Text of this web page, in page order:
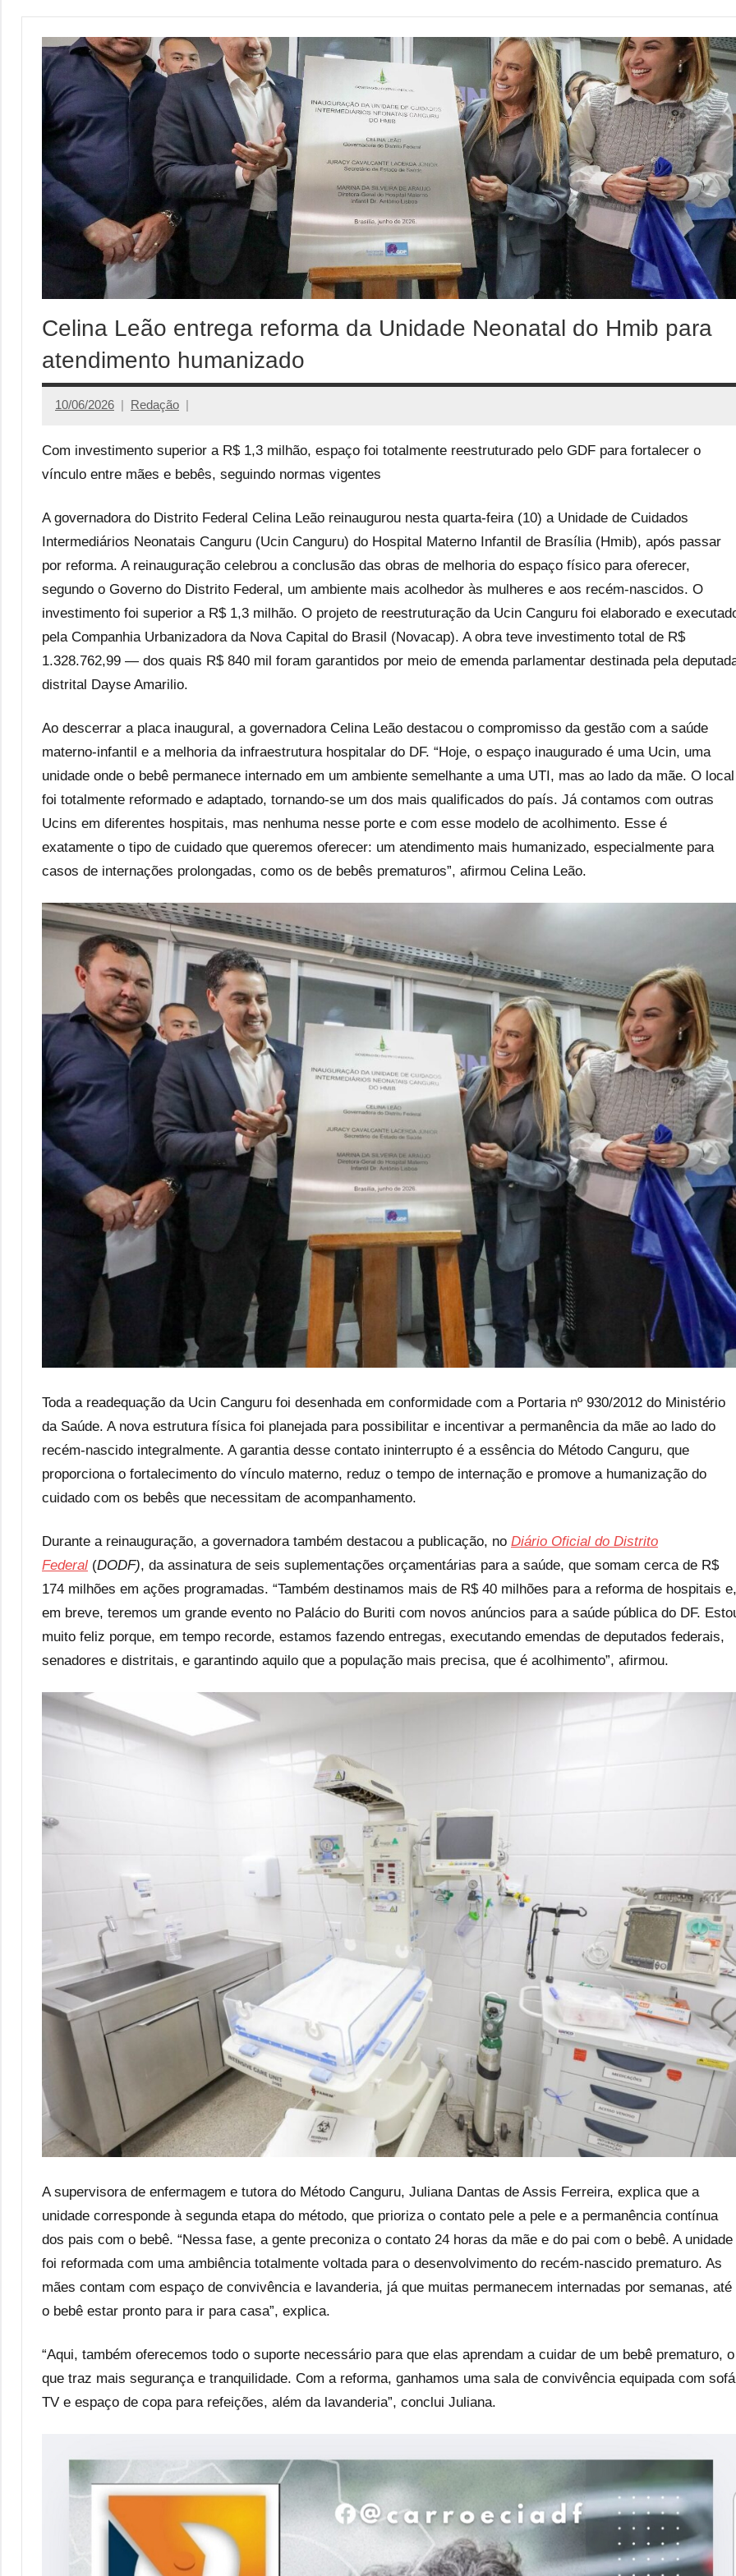
Celina Leão entrega reforma da Unidade Neonatal do Hmib para
atendimento humanizado
10/06/2026 Redação
Com investimento superior a R$ 1,3 milhão, espaço foi totalmente reestruturado pelo GDF para fortalecer o
vínculo entre mães e bebês, seguindo normas vigentes
A governadora do Distrito Federal Celina Leão reinaugurou nesta quarta-feira (10) a Unidade de Cuidados
Intermediários Neonatais Canguru (Ucin Canguru) do Hospital Materno Infantil de Brasília (Hmib), após passar
por reforma. A reinauguração celebrou a conclusão das obras de melhoria do espaço físico para oferecer,
segundo o Governo do Distrito Federal, um ambiente mais acolhedor às mulheres e aos recém-nascidos. O
investimento foi superior a R$ 1,3 milhão. O projeto de reestruturação da Ucin Canguru foi elaborado e
pela Companhia Urbanizadora da Nova Capital do Brasil (Novacap). A obra teve investimento total de R$
1.328.762,99 — dos quais R$ 840 mil foram garantidos por meio de emenda parlamentar destinada pela
distrital Dayse Amarilio.
Ao descerrar a placa inaugural, a governadora Celina Leão destacou o compromisso da gestão com a saúde
materno-infantil e a melhoria da infraestrutura hospitalar do DF. “Hoje, o espaço inaugurado é uma Ucin, uma
unidade onde o bebê permanece internado em um ambiente semelhante a uma UTI, mas ao lado da mãe. O local
foi totalmente reformado e adaptado, tornando-se um dos mais qualificados do país. Já contamos com outras
Ucins em diferentes hospitais, mas nenhuma nesse porte e com esse modelo de acolhimento. Esse é
exatamente o tipo de cuidado que queremos oferecer: um atendimento mais humanizado, especialmente para
casos de internações prolongadas, como os de bebês prematuros”, afirmou Celina Leão.
Toda a readequação da Ucin Canguru foi desenhada em conformidade com a Portaria nº 930/2012 do Ministério
da Saúde. A nova estrutura física foi planejada para possibilitar e incentivar a permanência da mãe ao lado do
recém-nascido integralmente. A garantia desse contato ininterrupto é a essência do Método Canguru, que
proporciona o fortalecimento do vínculo materno, reduz o tempo de internação e promove a humanização do
cuidado com os bebês que necessitam de acompanhamento.
Durante a reinauguração, a governadora também destacou a publicação, no Diário Oficial do Distrito
Federal (DODF), da assinatura de seis suplementações orçamentárias para a saúde, que somam cerca de R$
174 milhões em ações programadas. “Também destinamos mais de R$ 40 milhões para a reforma de hospitais e,
em breve, teremos um grande evento no Palácio do Buriti com novos anúncios para a saúde pública do DF.
muito feliz porque, em tempo recorde, estamos fazendo entregas, executando emendas de deputados federais,
senadores e distritais, e garantindo aquilo que a população mais precisa, que é acolhimento”, afirmou.
A supervisora de enfermagem e tutora do Método Canguru, Juliana Dantas de Assis Ferreira, explica que a
unidade corresponde à segunda etapa do método, que prioriza o contato pele a pele e a permanência contínua
dos pais com o bebê. “Nessa fase, a gente preconiza o contato 24 horas da mãe e do pai com o bebê. A unidade
foi reformada com uma ambiência totalmente voltada para o desenvolvimento do recém-nascido prematuro. As
mães contam com espaço de convivência e lavanderia, já que muitas permanecem internadas por semanas, até
o bebê estar pronto para ir para casa”, explica.
“Aqui, também oferecemos todo o suporte necessário para que elas aprendam a cuidar de um bebê prematuro, o
que traz mais segurança e tranquilidade. Com a reforma, ganhamos uma sala de convivência equipada com
TV e espaço de copa para refeições, além da lavanderia”, conclui Juliana.